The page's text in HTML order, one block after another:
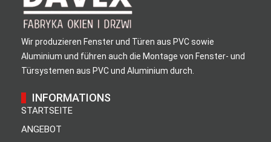
Wir produzieren Fenster und Türen aus PVC sowie
Aluminium und führen auch die Montage von Fenster- und
Türsystemen aus PVC und Aluminium durch.
INFORMATIONS
STARTSEITE
ANGEBOT